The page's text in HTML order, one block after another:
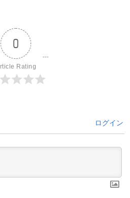
0
Rating
ログイン